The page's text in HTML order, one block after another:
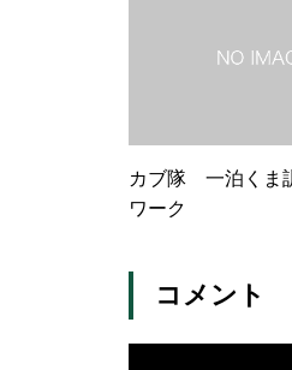
カブ隊 一泊くま
ワーク
コメント